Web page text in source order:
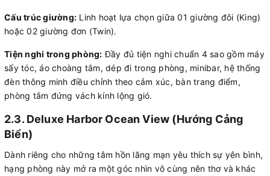
Cấu trúc giường: Linh hoạt lựa chọn giữa 01 giường đôi (King)
hoặc 02 giường đơn (Twin).
Tiện nghi trong phòng: Đầy đủ tiện nghi chuẩn 4 sao gồm máy
sấy tóc, áo choàng tắm, dép đi trong phòng, minibar, hệ thống
đèn thông minh điều chỉnh theo cảm xúc, bàn trang điểm,
phòng tắm đứng vách kính lộng gió.
2.3. Deluxe Harbor Ocean View (Hướng Cảng
Biển)
Dành riêng cho những tâm hồn lãng mạn yêu thích sự yên bình,
hạng phòng này mở ra một góc nhìn vô cùng nên thơ và khác